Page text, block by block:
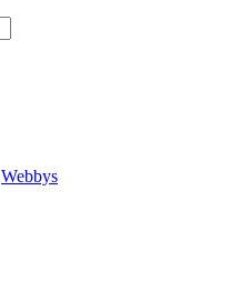
Webbys